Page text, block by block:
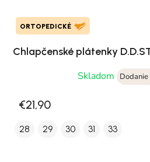
ORTOPEDICKÉ
Chlapčenské plátenky
Skladom
€21,90
28 29 30 31 33